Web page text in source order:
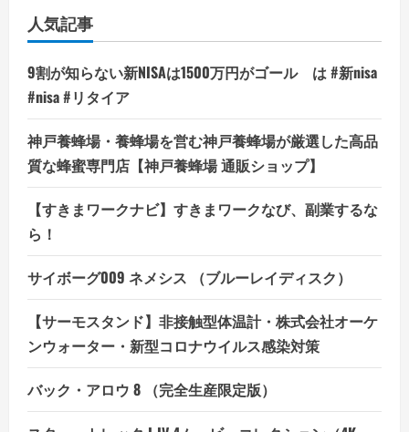
人気記事
9割が知らない新NISAは1500万円がゴール は #新nisa
#nisa #リタイア
神戸養蜂場・養蜂場を営む神戸養蜂場が厳選した高品
質な蜂蜜専門店【神戸養蜂場 通販ショップ】
【すきまワークナビ】すきまワークなび、副業するな
ら！
サイボーグ009 ネメシス （ブルーレイディスク）
【サーモスタンド】非接触型体温計・株式会社オーケ
ンウォーター・新型コロナウイルス感染対策
バック・アロウ 8 （完全生産限定版）